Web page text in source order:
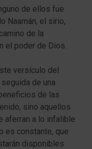
de ellos fue
Naamán, el sirio,
de la
el poder de Dios.
versículo del
de una
de las
sino aquellos
aferran a lo infalible
es constante, que
disponibles